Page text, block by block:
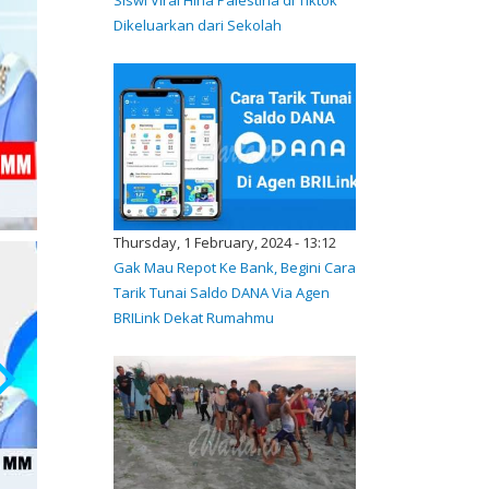
Dikeluarkan dari Sekolah
Thursday, 1 February, 2024 - 13:12
Gak Mau Repot Ke Bank, Begini Cara
Tarik Tunai Saldo DANA Via Agen
BRILink Dekat Rumahmu